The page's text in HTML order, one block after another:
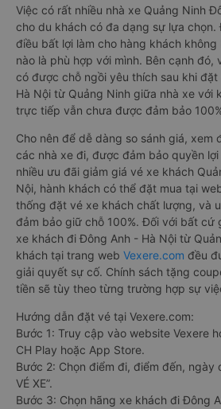
Việc có rất nhiều nhà xe Quảng Ninh
cho du khách có đa dạng sự lựa
điều bất lợi làm cho hàng khách
nào là phù hợp với mình. Bên cạnh đó,
có được chỗ ngồi yêu thích sau khi
Hà Nội từ Quảng Ninh giữa nhà xe với
trực tiếp vẫn chưa được đảm bảo
Cho nên để dễ dàng so sánh giá, xem
các nhà xe đi, được đảm bảo quyền
nhiều ưu đãi giảm giá vé xe khách
Nội, hành khách có thể đặt mua tại
thống đặt vé xe khách chất lượng, và
đảm bảo giữ chỗ 100%. Đối với bất cứ
xe khách đi Đông Anh - Hà Nội từ
khách tại trang web Vexere.com đều
giải quyết sự cố. Chính sách tặng
tiền sẽ tùy theo từng trường hợp sự
Hướng dẫn đặt vé tại Vexere.com:
Bước 1: Truy cập vào website Vexere
CH Play hoặc App Store.
Bước 2: Chọn điểm đi, điểm đến, ngày
VÉ XE”.
Bước 3: Chọn hãng xe khách đi Đông